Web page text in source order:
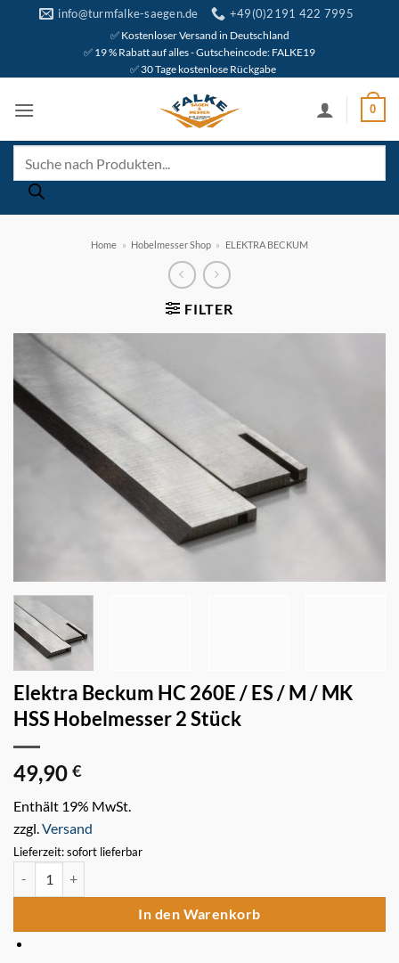
info@turmfalke-saegen.de +49(0)2191 422 7995
✅ Kostenloser Versand in Deutschland
✅ 19 % Rabatt auf alles - Gutscheincode: FALKE19
✅ 30 Tage kostenlose Rückgabe
0
search
Home » Hobelmesser Shop » ELEKTRA BECKUM
FILTER
Elektra Beckum HC 260E / ES / M / MK
HSS Hobelmesser 2 Stück
49,90 €
Enthält 19% MwSt.
zzgl. Versand
Lieferzeit: sofort lieferbar
Elektra Beckum HC 260E / ES / M / MK HSS Hobelmesser 2 Stück
In den Warenkorb